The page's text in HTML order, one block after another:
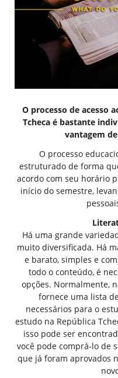
O processo de acesso
Tcheca é bastante
vantagem
O processo
estruturado de forma
acordo com seu horário
início do semestre,
Há uma grande
muito diversificada. Há
e barato, simples e
todo o conteúdo, é
opções. Normalmente,
fornece uma lista
necessários para o
estudo na República
isso pode ser
você pode comprá-lo de
que já foram aprovados